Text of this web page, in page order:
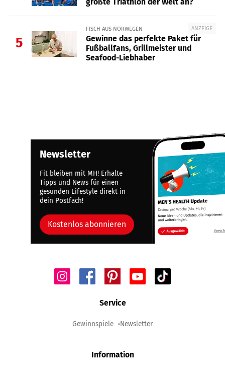
5
ANZEIGE
FISCH AUS NORWEGEN
Gewinne das perfekte Paket für
Fußballfans, Grillmeister und
Seafood-Liebhaber
Newsletter
Fit bleiben mit MH! Erhalte
Tipps und News für einen
gesunden Lifestyle direkt in
dein Postfach!
Kostenlos abonnieren
Service
Gewinnspiele Newsletter
Information